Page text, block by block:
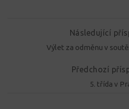
Následující
Výlet za odměnu v
Předchozí
5. třída v